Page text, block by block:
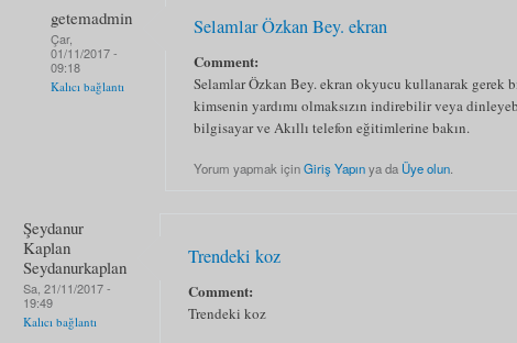
getemadmin
Çar,
01/11/2017 -
09:18
Kalıcı bağlantı
Selamlar Özkan Bey. ekran
Comment:
Selamlar Özkan Bey. ekran okyucu kullanarak gerek
kimsenin yardımı olmaksızın indirebilir veya
bilgisayar ve Akıllı telefon eğitimlerine bakın.
Yorum yapmak içinGiriş Yapınya da Üye olun
Şeydanur
Kaplan
Seydanurkaplan
Sa, 21/11/2017 -
19:49
Kalıcı bağlantı
Trendeki koz
Comment:
Trendeki koz